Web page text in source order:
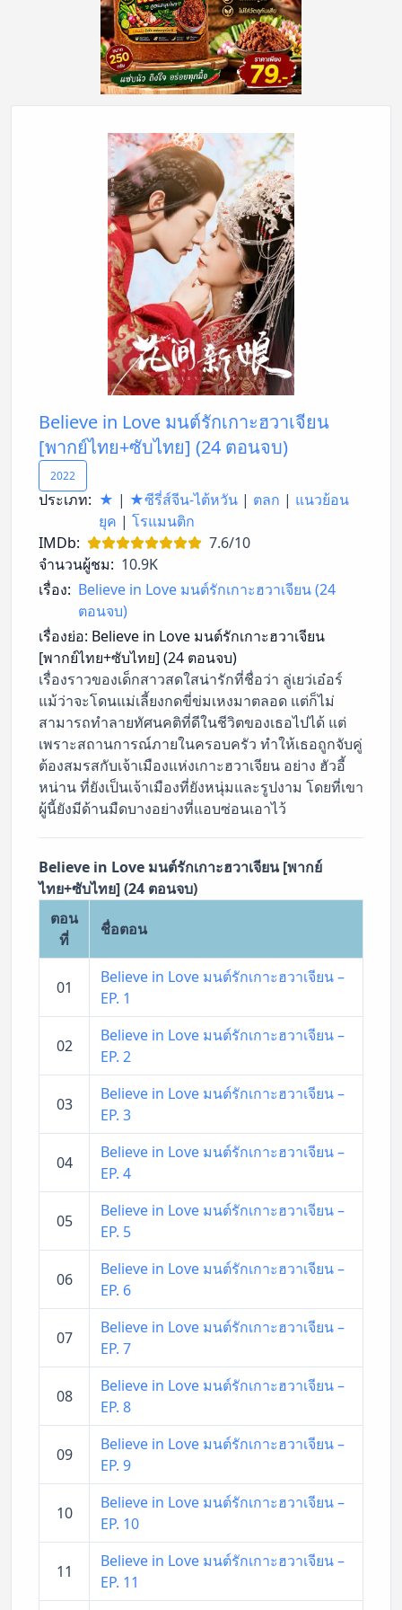
Believe in Love มนต์รักเกาะฮวาเจียน
[พากย์ไทย+ซับไทย] (24 ตอนจบ)
2022
ประเภท: ★ | ★ซีรี่ส์จีน-ไต้หวัน | ตลก | แนวย้อน
ยุค | โรแมนติก
IMDb:
7.6/10
จำนวนผู้ชม: 10.9K
เรื่อง: Believe in Love มนต์รักเกาะฮวาเจียน (24
ตอนจบ)
เรื่องย่อ: Believe in Love มนต์รักเกาะฮวาเจียน
[พากย์ไทย+ซับไทย] (24 ตอนจบ)
เรื่องราวของเด็กสาวสดใสน่ารักที่ชื่อว่า ลู่เยว่เอ๋อร์
แม้ว่าจะโดนแม่เลี้ยงกดขี่ข่มเหงมาตลอด แต่ก็ไม่
สามารถทำลายทัศนคติที่ดีในชีวิตของเธอไปได้ แต่
เพราะสถานการณ์ภายในครอบครัว ทำให้เธอถูกจับคู่
ต้องสมรสกับเจ้าเมืองแห่งเกาะฮวาเจียน อย่าง ฮัวอี้
หน่าน ที่ยังเป็นเจ้าเมืองที่ยังหนุ่มและรูปงาม โดยที่เขา
ผู้นี้ยังมีด้านมืดบางอย่างที่แอบซ่อนเอาไว้
Believe in Love มนต์รักเกาะฮวาเจียน [พากย์
ไทย+ซับไทย] (24 ตอนจบ)
ตอน
ที่
ชื่อตอน
01
Believe in Love มนต์รักเกาะฮวาเจียน –
EP. 1
02
Believe in Love มนต์รักเกาะฮวาเจียน –
EP. 2
03
Believe in Love มนต์รักเกาะฮวาเจียน –
EP. 3
04
Believe in Love มนต์รักเกาะฮวาเจียน –
EP. 4
05
Believe in Love มนต์รักเกาะฮวาเจียน –
EP. 5
06
Believe in Love มนต์รักเกาะฮวาเจียน –
EP. 6
07
Believe in Love มนต์รักเกาะฮวาเจียน –
EP. 7
08
Believe in Love มนต์รักเกาะฮวาเจียน –
EP. 8
09
Believe in Love มนต์รักเกาะฮวาเจียน –
EP. 9
10
Believe in Love มนต์รักเกาะฮวาเจียน –
EP. 10
11
Believe in Love มนต์รักเกาะฮวาเจียน –
EP. 11